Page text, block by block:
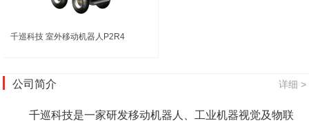
千巡科技 室外移动机器人P2R4
公司简介 详细 >
千巡科技是一家研发移动机器人、工业机器视觉及物联